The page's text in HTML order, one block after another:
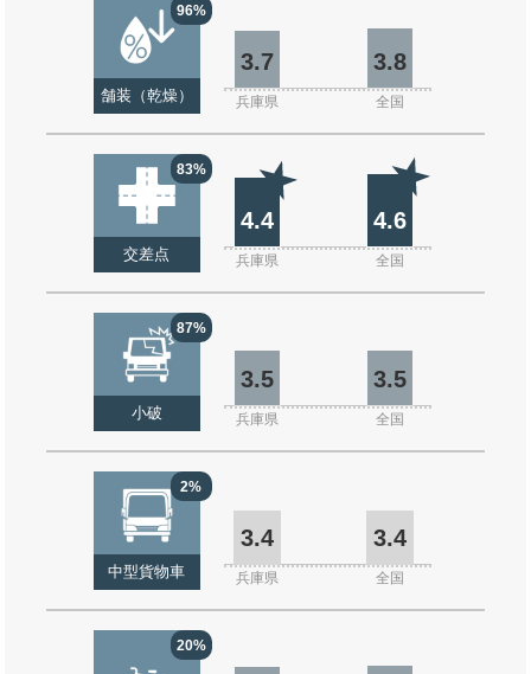
96%
舗装（乾燥）
3.7 3.8
兵庫県 全国
83%
交差点
4.4 4.6
兵庫県 全国
87%
小破
3.5 3.5
兵庫県 全国
2%
中型貨物車
3.4 3.4
兵庫県 全国
20%